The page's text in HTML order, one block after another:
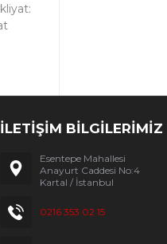
İLETİŞİM BİLGİLERİMİZ
Esentepe Mahallesi
Anayurt Caddesi No:4
Kartal / İstanbul
0216 353 02 15